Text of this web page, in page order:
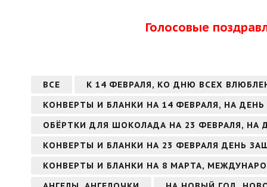
Голосовые
ВСЕ
К 14 ФЕВРАЛЯ, КО ДНЮ ВСЕХ
КОНВЕРТЫ И БЛАНКИ НА 14 ФЕВРАЛЯ, НА
ОБЁРТКИ ДЛЯ ШОКОЛАДА НА 23 ФЕВРАЛЯ, НА
КОНВЕРТЫ И БЛАНКИ НА 23 ФЕВРАЛЯ ДЕНЬ
КОНВЕРТЫ И БЛАНКИ НА 8 МАРТА,